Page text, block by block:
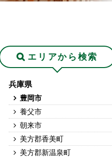
エリアから検索
兵庫県
豊岡市
養父市
朝来市
美方郡香美町
美方郡新温泉町